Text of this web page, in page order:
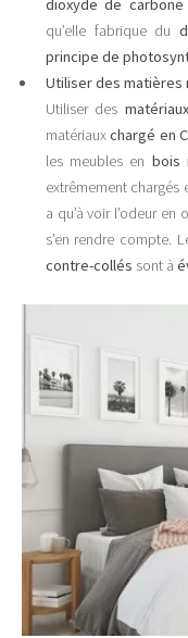
qu’elle fabrique du
principe de
Utiliser des matières
Utiliser des
matériauxchargé en
les meubles en bois
extrêmement chargés
a qu’à voir l’odeur
s’en rendre compte.
contre-collés sont à